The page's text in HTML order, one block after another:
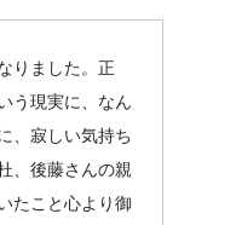
りました。正
う現実に、なん
、寂しい気持ち
、後藤さんの親
たこと心より御